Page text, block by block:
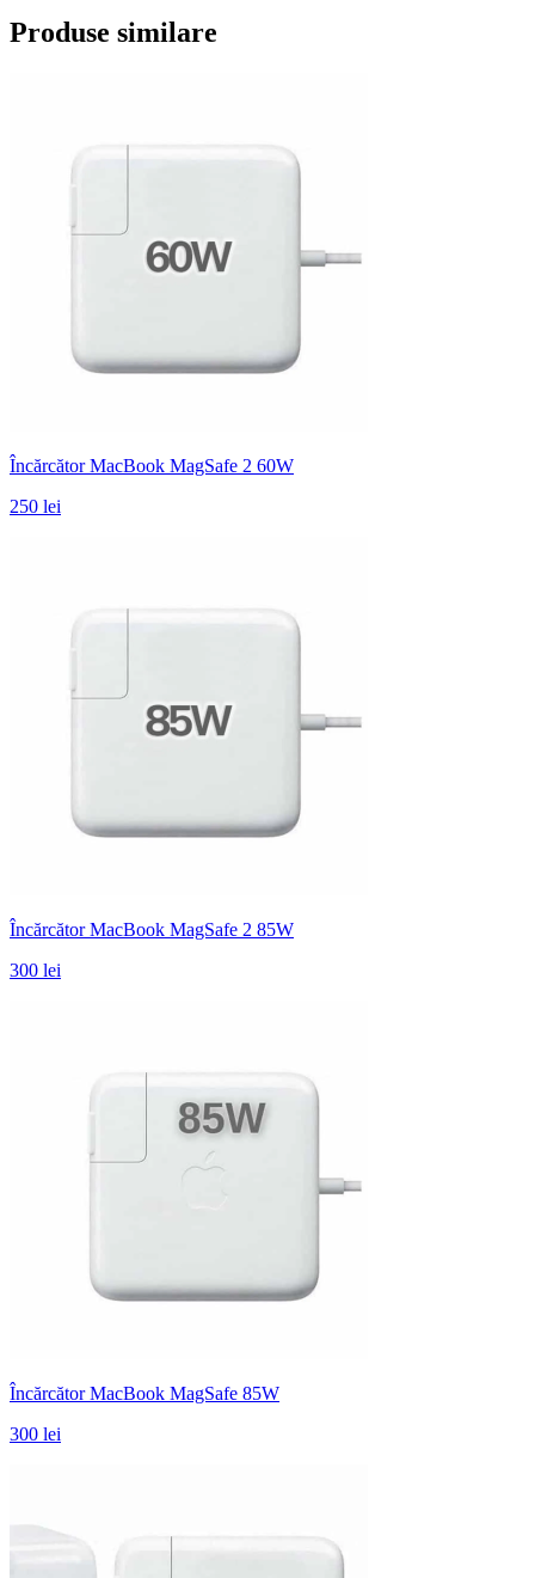
Produse similare
Încărcător MacBook MagSafe 2 60W
250 lei
Încărcător MacBook MagSafe 2 85W
300 lei
Încărcător MacBook MagSafe 85W
300 lei